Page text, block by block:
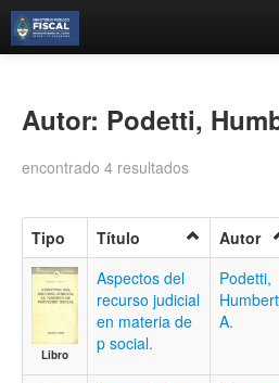
Búsqueda Avanzada
Contacto
Iniciar sesión
Autor: Podetti,
encontrado 4 resultados
Tipo Título Autor
Libro
Aspectos del
recurso judicial
en materia de
p social.
Podetti,
A.